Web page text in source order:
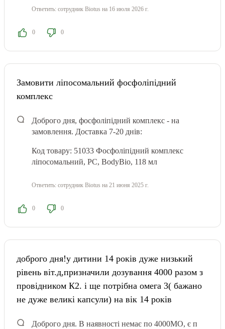
Ответить: сотрудник Biotus на 16 июля 2026 г.
0 0
Замовити ліпосомальний фосфоліпідний
комплекс
Доброго дня, фосфоліпідний комплекс - на
замовлення. Доставка 7-20 днів:
Код товару: 51033 Фосфоліпідний комплекс
ліпосомальний, PC, BodyBio, 118 мл
Ответить: сотрудник Biotus на 21 июня 2025 г.
0 0
доброго дня!у дитини 14 років дуже низький
рівень віт.д,призначили дозування 4000 разом з
провідником К2. і ще потрібна омега 3( бажано
не дуже великі капсули) на вік 14 років
Доброго дня. В наявності немає по 4000МО, є п